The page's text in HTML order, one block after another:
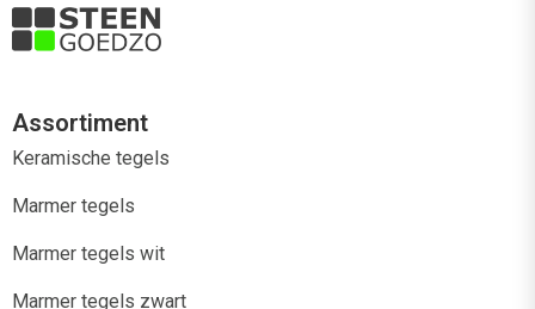
Assortiment
Keramische tegels
Marmer tegels
Marmer tegels wit
Marmer tegels zwart